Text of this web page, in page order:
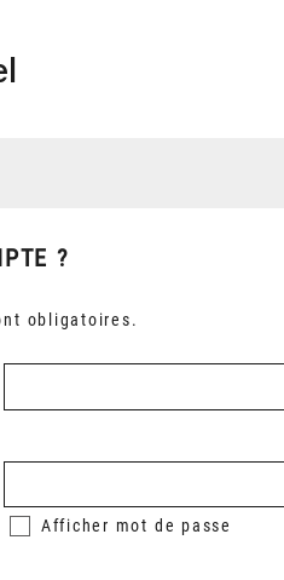
?
obligatoires.
Afficher mot de passe